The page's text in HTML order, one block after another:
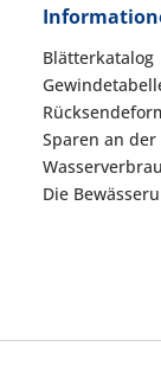
Blätterkatalog
Sparen an
Die